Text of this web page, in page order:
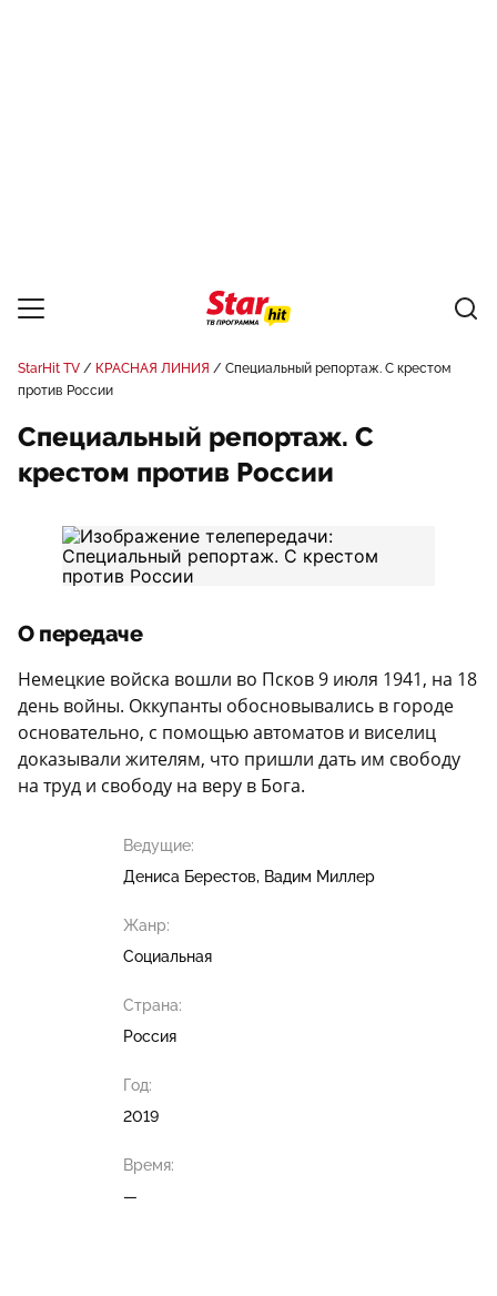
StarHit TV КРАСНАЯ ЛИНИЯ
Специальный репортаж. С крестом
против России
Специальный репортаж. С
крестом против России
О передаче
Немецкие войска вошли во Псков 9 июля 1941, на 18
день войны. Оккупанты обосновывались в городе
основательно, с помощью автоматов и виселиц
доказывали жителям, что пришли дать им свободу
на труд и свободу на веру в Бога.
Ведущие:
Дениса Берестов
Вадим Миллер
Жанр:
Социальная
Страна:
Россия
Год:
2019
Время:
—